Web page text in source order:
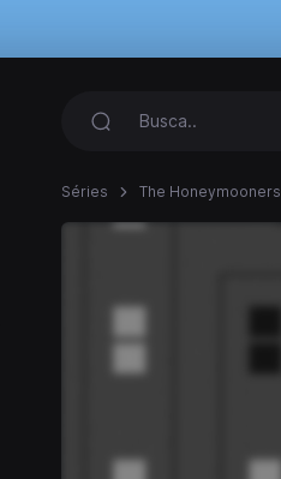
Séries The Honeymooners